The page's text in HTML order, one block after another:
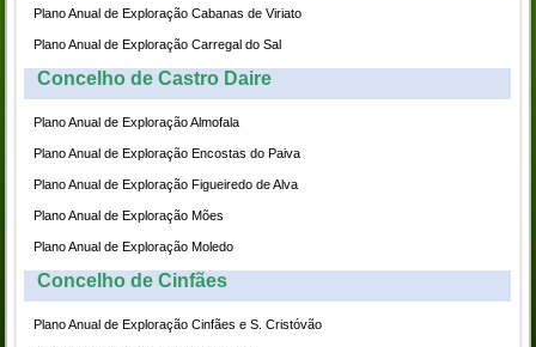
Plano Anual de Exploração Cabanas de Viriato
Plano Anual de Exploração Carregal do Sal
Concelho de Castro Daire
Plano Anual de Exploração Almofala
Plano Anual de Exploração Encostas do Paiva
Plano Anual de Exploração Figueiredo de Alva
Plano Anual de Exploração Mões
Plano Anual de Exploração Moledo
Concelho de Cinfães
Plano Anual de Exploração Cinfães e S. Cristóvão